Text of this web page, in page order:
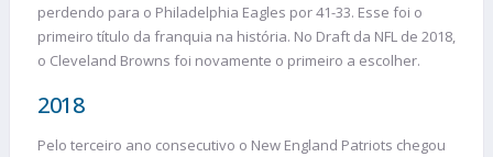
perdendo para o Philadelphia Eagles por 41-33. Esse foi o
primeiro título da franquia na história. No Draft da NFL de 2018,
o Cleveland Browns foi novamente o primeiro a escolher.
2018
Pelo terceiro ano consecutivo o New England Patriots chegou